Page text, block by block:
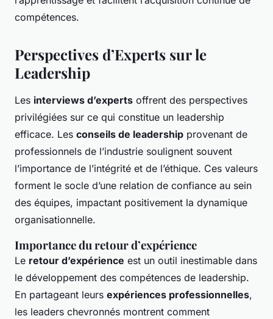
compétences.
Perspectives d’Experts sur le
Leadership
Les interviews d’experts offrent des perspectives
privilégiées sur ce qui constitue un leadership
efficace. Les conseils de leadership provenant de
professionnels de l’industrie soulignent souvent
l’importance de l’intégrité et de l’éthique. Ces valeurs
forment le socle d’une relation de confiance au sein
des équipes, impactant positivement la dynamique
organisationnelle.
Importance du retour d’expérience
Le retour d’expérience est un outil inestimable dans
le développement des compétences de leadership.
En partageant leurs expériences professionnelles,
les leaders chevronnés montrent comment